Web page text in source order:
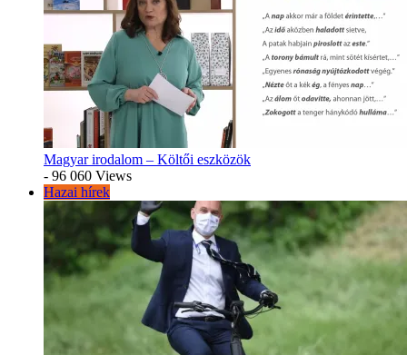
Magyar irodalom – Költői eszközök
- 96 060 Views
Hazai hírek